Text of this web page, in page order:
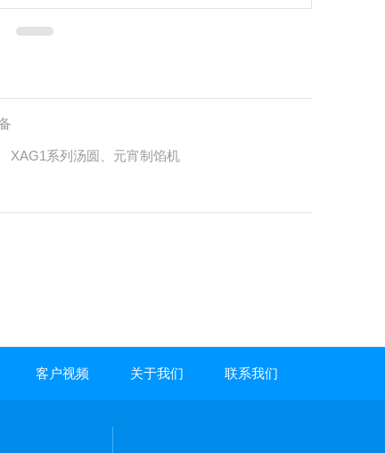
XAG1系列汤圆、元宵制馅机
客户视频 关于我们 联系我们